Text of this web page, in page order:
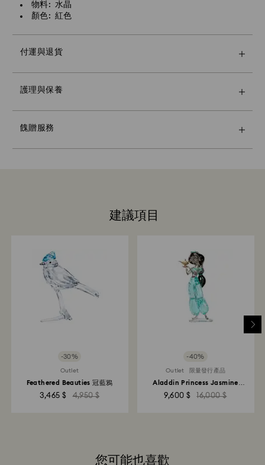
物料: 水晶
顏色: 紅色
付運與退貨
護理與保養
餽贈服務
別。您還可以加入個性化的禮物信息。
選擇一個禮品選項，您的物品將全部被包裝在一個禮品
片。
建議項目
-30%
Outlet
Feathered Beauties 冠藍鴉
3,465 $ 4,950 $
-40%
Outlet 限量發行產品
Aladdin Princess Jasmine
Annual Edition 2022
9,600 $ 16,000 $
您可能也喜歡